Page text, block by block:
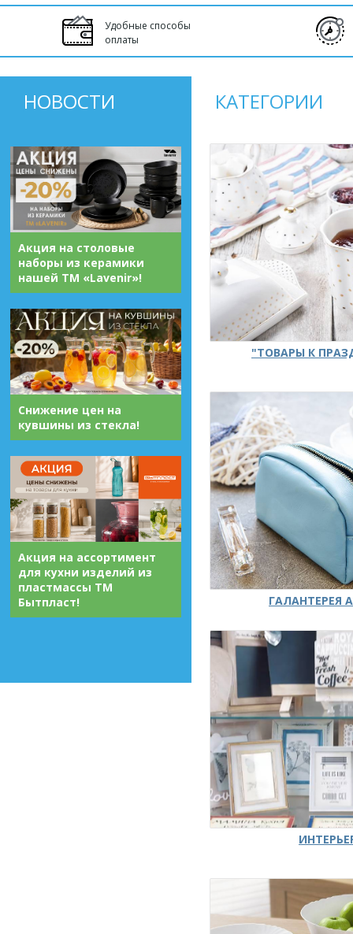
Удобные способы
оплаты
НОВОСТИ
Акция на столовые
наборы из керамики
нашей ТМ «Lavenir»!
Снижение цен на
кувшины из стекла!
Акция на ассортимент
для кухни изделий из
пластмассы ТМ
Бытпласт!
КАТЕГОРИИ
"ТОВАРЫ К
ГАЛАНТЕРЕЯ